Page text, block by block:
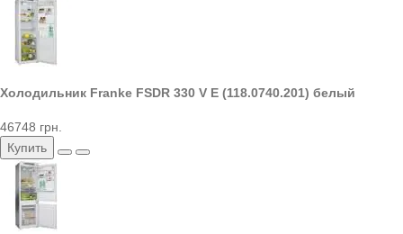
Холодильник Franke FSDR 330 V E (118.0740.201) белый
46748 грн.
Купить